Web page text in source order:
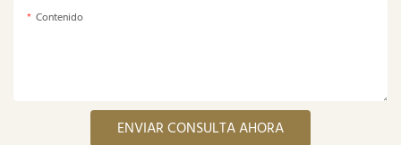
Contenido
ENVIAR CONSULTA AHORA